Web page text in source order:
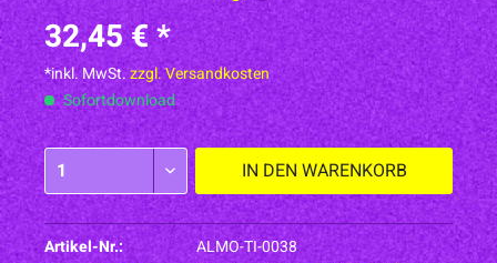
32,45 € *
*inkl. MwSt.zzgl. Versandkosten
Sofortdownload
IN DEN WARENKORB
Artikel-Nr.:
ALMO-TI-0038